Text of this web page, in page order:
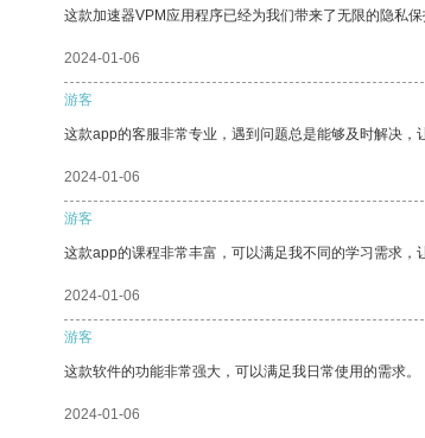
这款加速器VPM应用程序已经为我们带来了无限的隐私保
2024-01-06
游客
这款app的客服非常专业，遇到问题总是能够及时解决，
2024-01-06
游客
这款app的课程非常丰富，可以满足我不同的学习需求，
2024-01-06
游客
这款软件的功能非常强大，可以满足我日常使用的需求。
2024-01-06